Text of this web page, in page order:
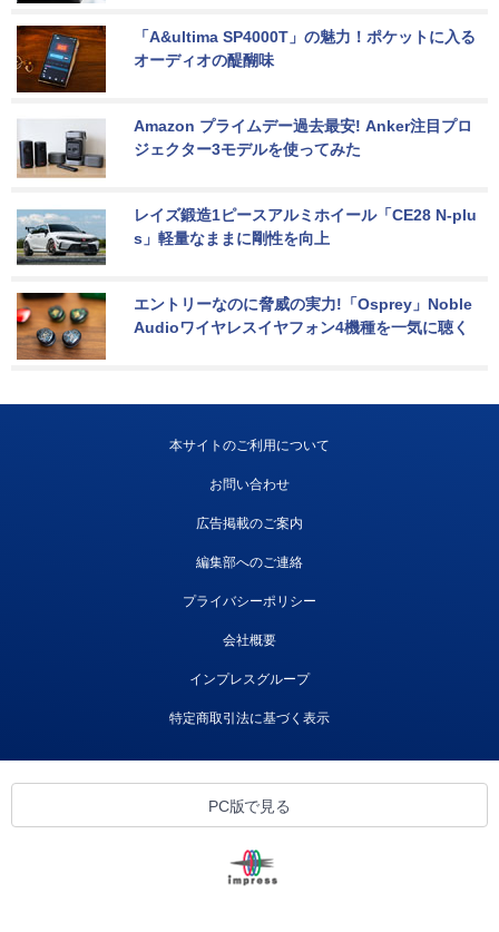
「A&ultima SP4000T」の魅力！ポケットに入る
オーディオの醍醐味
Amazon プライムデー過去最安! Anker注目プロ
ジェクター3モデルを使ってみた
レイズ鍛造1ピースアルミホイール「CE28 N-plu
s」軽量なままに剛性を向上
エントリーなのに脅威の実力!「Osprey」Noble
Audioワイヤレスイヤフォン4機種を一気に聴く
本サイトのご利用について
お問い合わせ
広告掲載のご案内
編集部へのご連絡
プライバシーポリシー
会社概要
インプレスグループ
特定商取引法に基づく表示
PC版で見る